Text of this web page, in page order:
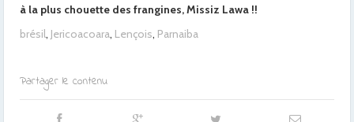
à la plus chouette des frangines, Missiz Lawa !!
brésil, Jericoacoara, Lençois, Parnaiba
Partager le contenu